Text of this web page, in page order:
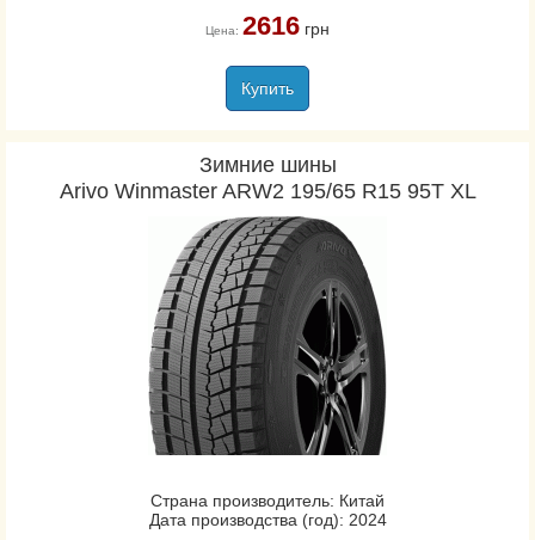
Цена: 2616грн
Купить
Зимние шины
Arivo Winmaster ARW2 195/65 R15 95T XL
Страна производитель: Китай
Дата производства (год): 2024